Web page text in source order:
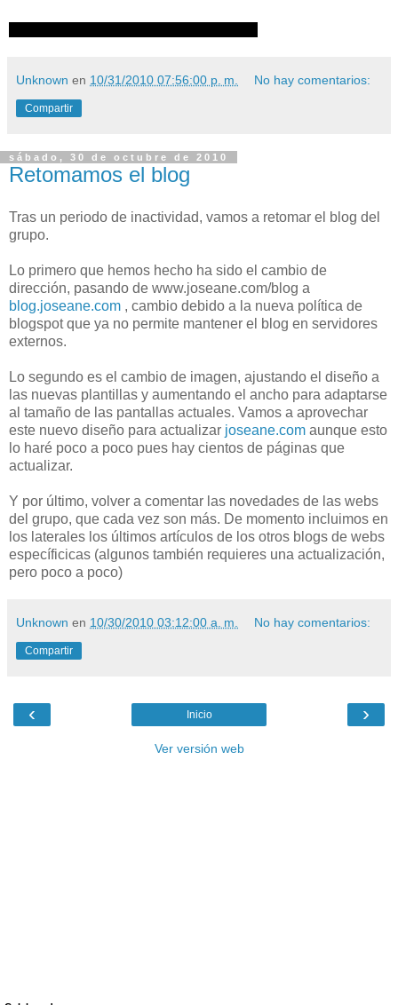
Unknown en 10/31/2010 07:56:00 p. m. No hay comentarios:
Compartir
sábado, 30 de octubre de 2010
Retomamos el blog
Tras un periodo de inactividad, vamos a retomar el blog del
grupo.
Lo primero que hemos hecho ha sido el cambio de
dirección, pasando de www.joseane.com/blog a
blog.joseane.com , cambio debido a la nueva política de
blogspot que ya no permite mantener el blog en servidores
externos.
Lo segundo es el cambio de imagen, ajustando el diseño a
las nuevas plantillas y aumentando el ancho para adaptarse
al tamaño de las pantallas actuales. Vamos a aprovechar
este nuevo diseño para actualizar joseane.com aunque esto
lo haré poco a poco pues hay cientos de páginas que
actualizar.
Y por último, volver a comentar las novedades de las webs
del grupo, que cada vez son más. De momento incluimos en
los laterales los últimos artículos de los otros blogs de webs
específicicas (algunos también requieres una actualización,
pero poco a poco)
Unknown en 10/30/2010 03:12:00 a. m. No hay comentarios:
Compartir
‹ ›
Inicio
Ver versión web